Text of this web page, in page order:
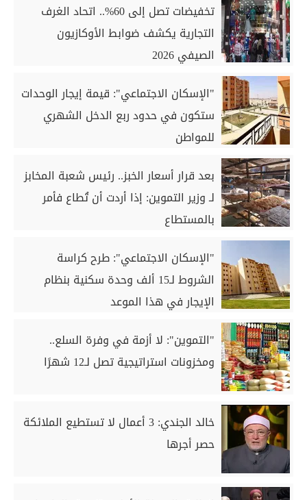
تخفيضات تصل إلى 60%.. اتحاد الغرف
التجارية يكشف ضوابط الأوكازيون
الصيفي 2026
"الإسكان الاجتماعي": قيمة إيجار الوحدات
ستكون في حدود ربع الدخل الشهري
للمواطن
بعد قرار أسعار الخبز.. رئيس شعبة المخابز
لـ وزير التموين: إذا أردت أن تُطاع فأمر
بالمستطاع
"الإسكان الاجتماعي": طرح كراسة
الشروط لـ15 ألف وحدة سكنية بنظام
الإيجار في هذا الموعد
"التموين": لا أزمة في وفرة السلع..
ومخزونات استراتيجية تصل لـ12 شهرًا
خالد الجندي: 3 أعمال لا تستطيع الملائكة
حصر أجرها